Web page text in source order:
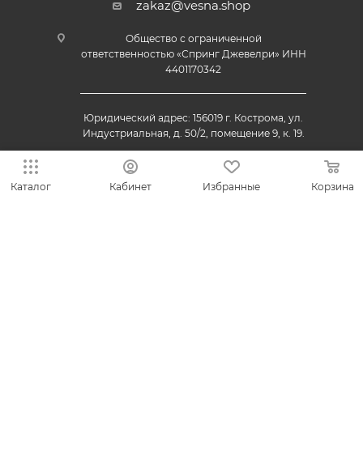
zakaz@vesna.shop
Общество с ограниченной
ответственностью «Спринг Джевелри» ИНН
4401170342
Юридический адрес: 156019 г. Кострома, ул.
Индустриальная, д. 50/2, помещение 9, к. 19.
Каталог Кабинет Избранные Корзина